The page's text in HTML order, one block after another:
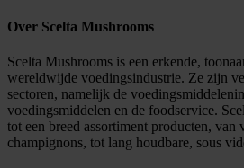
Over Scelta Mushrooms
Scelta Mushrooms is een erkende,
wereldwijde voedingsindustrie. Ze zijn
sectoren, namelijk de
voedingsmiddelen en de foodservice.
tot een breed assortiment producten, van
champignons, tot lang houdbare, sous